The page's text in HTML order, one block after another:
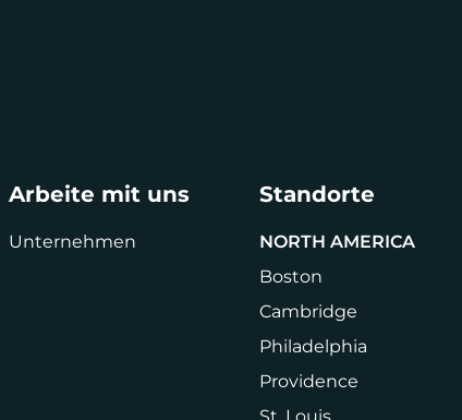
Arbeite mit uns
Unternehmen
Standorte
NORTH AMERICA
Boston
Cambridge
Philadelphia
Providence